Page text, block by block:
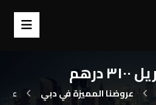
درهم
عروضنا المميزة في دبي عرض